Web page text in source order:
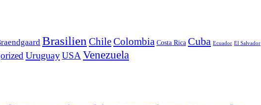
Brasilien ChileColombia Costa Rica Cuba Ecuador El Salvador
UruguayUSA Venezuela